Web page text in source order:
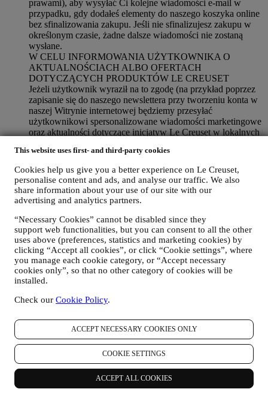
This website uses first- and third-party cookies
Cookies help us give you a better experience on Le Creuset,
personalise content and ads, and analyse our traffic. We also
share information about your use of our site with our
advertising and analytics partners.
“Necessary Cookies” cannot be disabled since they
support web functionalities, but you can consent to all the other
uses above (preferences, statistics and marketing cookies) by
clicking “Accept all cookies”, or click “Cookie settings”, where
you manage each cookie category, or “Accept necessary
cookies only”, so that no other category of cookies will be
installed.
Check our Cookie Policy.
ACCEPT NECESSARY COOKIES ONLY
COOKIE SETTINGS
ACCEPT ALL COOKIES
prawami), aby wysyłać Ci kolejne wiadomości e-mail w
przypadku, gdy dodałeś elementy do naszego koszyka online
bez sfinalizowania zakupu. Jeśli nie sfinalizujesz zakupu w
określonym czasie, żadne dalsze wiadomości nie zostaną
wysłane.
W CELU INFORMOWANIA UŻYTKOWNIKA O
AKTUALNOŚCIACH ALBO OFERTACH
DOTYCZĄCYCH PRODUKTÓW LE CREUSET
Jeżeli użytkownik wyraził na to zgodę (na przykład poprzez
zapisanie się do naszego newslettera przy tworzeniu konta w
naszej Witrynie internetowej będziemy przesyłać
użytkownikowi spersonalizowane wiadomości marketingowe
oraz aktualności dotyczące inicjatyw Le Creuset w lokalnych
partnerów. Będziemy kontaktować się z użytkownikiem
głównie pocztą elektroniczną albo za pośrednictwem mediów
społecznościowych, jak również korzystając z metod
automatycznych. Tego rodzaju komunikaty będą dotyczyły
produktów Le Creuset albo otwarcia nowych sklepów,
ekskluzywnych wydarzeń, konkursów, ankiet, prezentacji
zorganizowanych przez Le Creuset, którymi użytkownik
może być zainteresowany, albo ofert specjalnych, które mogą
się mu spodobać, również na podstawie pewnych informacji
szczegółowych, które posiadamy o użytkowniku, takich jak
lokalizacja albo historia zakupów. Będziemy przetwarzać
dane użytkownika, aby lepiej zrozumieć jego
zainteresowania. Umożliwia to nam personalizację
bardziej adekwatne i interesujące. Nie przewiduje się żadnych
dotyczące otwierania wiadomości e-mail i kliknięć,
korzystając ze stosowanych w branży standardowych
technologii (w tym technologię Piksela Śledzącego)
ułatwiających monitorowanie naszego newslettera Tego
rodzaju przetwarzanie odbywa się na podstawie zgody
użytkownika. Z opcji wyrażenia zgody można skorzystać w
sytuacjach, gdy dane osobowe są gromadzone, poprzez